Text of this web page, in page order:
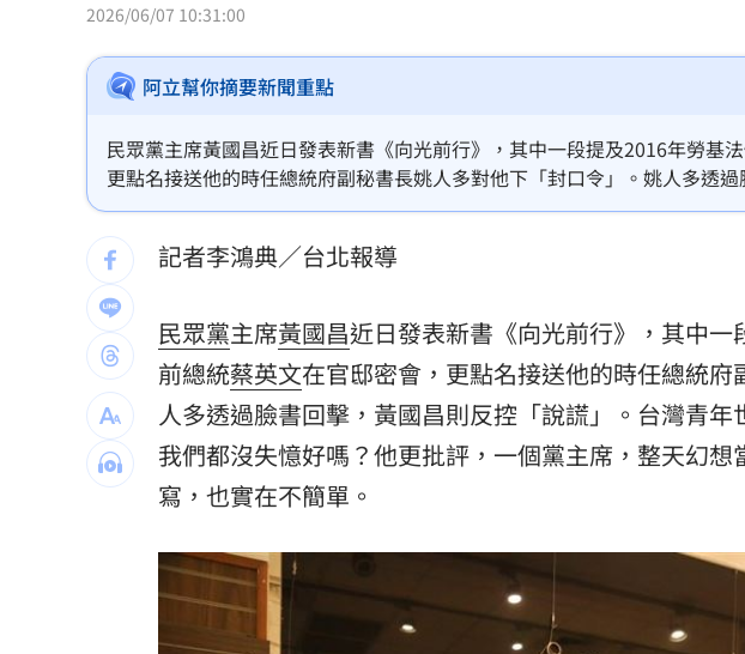
長尾獼猴失控狂襲居民！官方追查異常原因
伊波拉失控！專家憂病毒恐已突變
飲料空盒找嘸地方丟 騎車咬著遭攔查槓警 00:23
白海豚颱風擺盪逼近！雨到「這時」才趨緩
每股配12.8元的它 Ｑ2營收曝光 00:00
連續2場安打！ 林安可掃二壘打貢獻1打點 23:59
歐洲避暑天堂失守！地中海熱到像溫泉 23:53
LIVE三立+24小時直播
三立iNEWS新聞台線上直播
2026/06/07 10:31:00
阿立幫你摘要新聞重點
民眾黨主席黃國昌近日發表新書《向光前行》，其中一段提及2016年勞基
更點名接送他的時任總統府副秘書長姚人多對他下「封口令」。姚人多透
年世代共好協會理事長張育萌撰文直呼，我們都沒失憶好嗎？他更批評，
當科幻小說來寫，也實在不簡單。
記者李鴻典／台北報導
民眾黨主席黃國昌近日發表新書《向光前行》，其中
前總統蔡英文在官邸密會，更點名接送他的時任總統府
人多透過臉書回擊，黃國昌則反控「說謊」。台灣青年
我們都沒失憶好嗎？他更批評，一個黨主席，整天幻
寫，也實在不簡單。